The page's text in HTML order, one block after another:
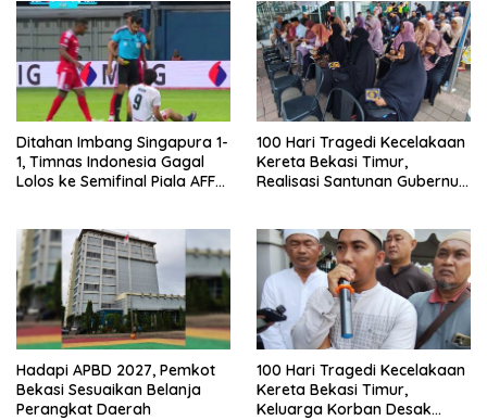
Keselamatan Lebih Dulu
Ditahan Imbang Singapura 1-
1, Timnas Indonesia Gagal
Lolos ke Semifinal Piala AFF
100 Hari Tragedi Kecelakaan
Kereta Bekasi Timur,
Realisasi Santunan Gubernur
Hadapi APBD 2027, Pemkot
Bekasi Sesuaikan Belanja
Perangkat Daerah
100 Hari Tragedi Kecelakaan
Kereta Bekasi Timur,
Keluarga Korban Desak